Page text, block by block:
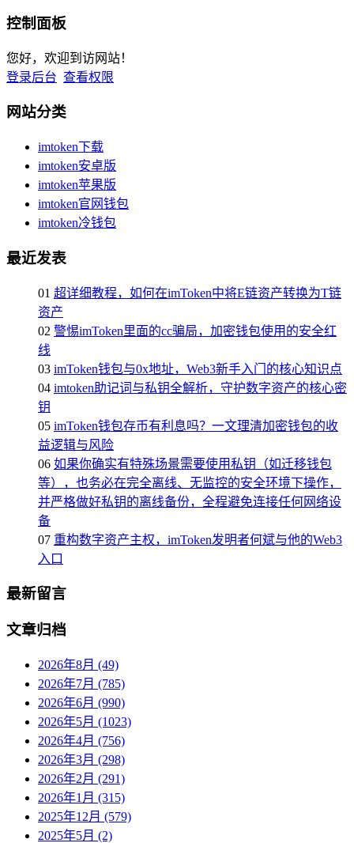
控制面板
您好，欢迎到访网站！
登录后台 查看权限
网站分类
imtoken下载
imtoken安卓版
imtoken苹果版
imtoken官网钱包
imtoken冷钱包
最近发表
01 超详细教程，如何在imToken中将E链资产转换为T链
资产
02 警惕imToken里面的cc骗局，加密钱包使用的安全红
线
03 imToken钱包与0x地址，Web3新手入门的核心知识点
04 imtoken助记词与私钥全解析，守护数字资产的核心密
钥
05 imToken钱包存币有利息吗？一文理清加密钱包的收
益逻辑与风险
06 如果你确实有特殊场景需要使用私钥（如迁移钱包
等），也务必在完全离线、无监控的安全环境下操作，
并严格做好私钥的离线备份，全程避免连接任何网络设
备
07 重构数字资产主权，imToken发明者何斌与他的Web3
入口
最新留言
文章归档
2026年8月 (49)
2026年7月 (785)
2026年6月 (990)
2026年5月 (1023)
2026年4月 (756)
2026年3月 (298)
2026年2月 (291)
2026年1月 (315)
2025年12月 (579)
2025年5月 (2)